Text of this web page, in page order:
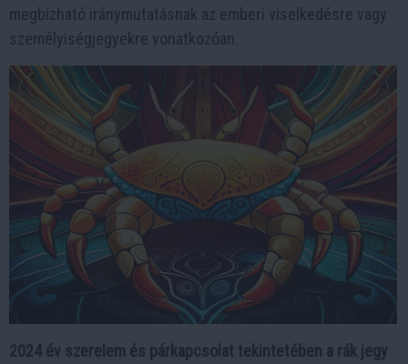
megbízható iránymutatásnak az emberi viselkedésre vagy
személyiségjegyekre vonatkozóan.
2024 év szerelem és párkapcsolat tekintetében a rák jegy